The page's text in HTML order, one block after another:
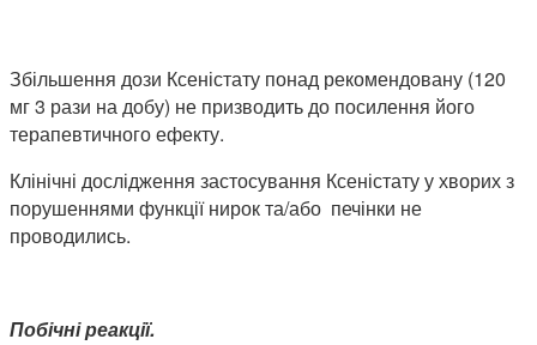
Збільшення дози Ксеністату понад рекомендовану (120
мг 3 рази на добу) не призводить до посилення його
терапевтичного ефекту.
Клінічні дослідження застосування Ксеністату у хворих з
порушеннями функції нирок та/або печінки не
проводились.
Побічні реакції.